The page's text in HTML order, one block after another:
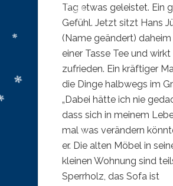
Tag etwas geleistet. Ein
Gefühl. Jetzt sitzt Hans
(Name geändert)
einer Tasse Tee und wirkt
zufrieden. Ein kräftiger
die Dinge halbwegs im
„Dabei hätte ich nie
dass sich in meinem
mal was verändern
er. Die alten Möbel in
kleinen Wohnung sind
Sperrholz, das Sofa ist